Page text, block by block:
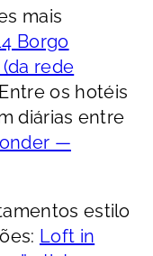
mais
Borgo
rede
os hotéis
diárias entre
—
estilo
Loft in